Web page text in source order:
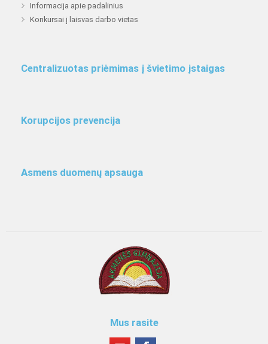
Informacija apie padalinius
Konkursai į laisvas darbo vietas
Centralizuotas priėmimas į švietimo įstaigas
Korupcijos prevencija
Asmens duomenų apsauga
Mus rasite